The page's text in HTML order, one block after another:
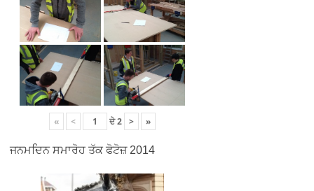
« < ਦੇ2 > »
ਜਨਮਦਿਨ ਸਮਾਰੋਹ ਤੱਕ ਫੋਟੋਜ਼ 2014